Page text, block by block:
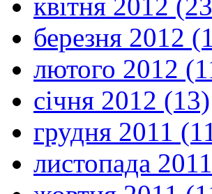
березня 2012
лютого 2012
січня 2012 (13)
грудня 2011
листопада